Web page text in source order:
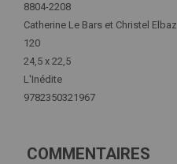
d'infos
8804-2208
Catherine Le Bars et Christel Elbaz
120
24,5 x 22,5
L'Inédite
9782350321967
COMMENTAIRES